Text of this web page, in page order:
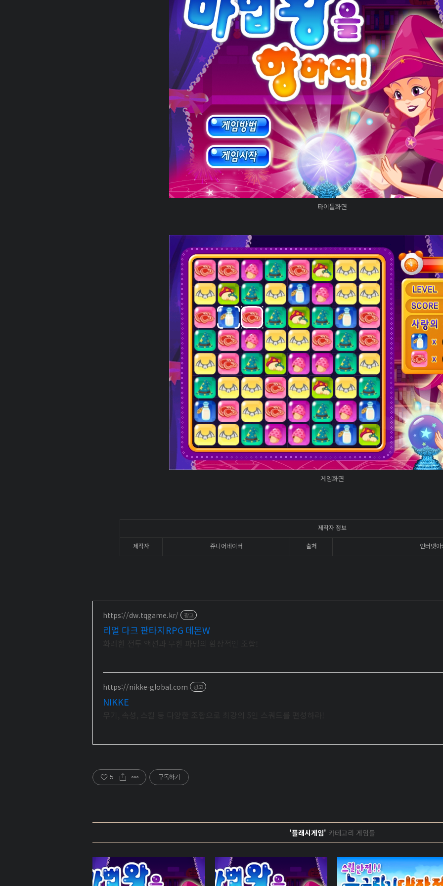
타이틀화면
게임화면
제작자 정보
제작자 쥬니어네이버 출처 인터넷
https://dw.tqgame.kr/ 광고
리얼 다크 판타지RPG 데몬W
https://nikke-global.com 광고
NIKKE
5 구독하기
'플래시게임' 카테고리 게임들